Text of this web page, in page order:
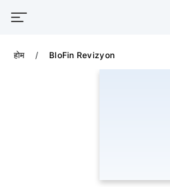
होम BloFin Revizyon